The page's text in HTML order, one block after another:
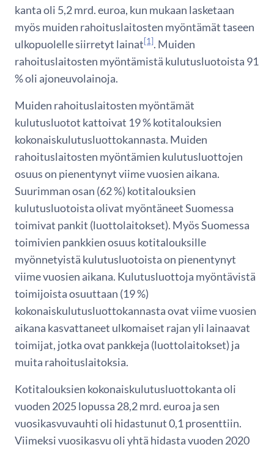
kanta oli 5,2 mrd. euroa, kun mukaan lasketaan
myös muiden rahoituslaitosten myöntämät taseen
ulkopuolelle siirretyt lainat[1]. Muiden
rahoituslaitosten myöntämistä kulutusluotoista 91
% oli ajoneuvolainoja.
Muiden rahoituslaitosten myöntämät
kulutusluotot kattoivat 19 % kotitalouksien
kokonaiskulutusluottokannasta. Muiden
rahoituslaitosten myöntämien kulutusluottojen
osuus on pienentynyt viime vuosien aikana.
Suurimman osan (62 %) kotitalouksien
kulutusluotoista olivat myöntäneet Suomessa
toimivat pankit (luottolaitokset). Myös Suomessa
toimivien pankkien osuus kotitalouksille
myönnetyistä kulutusluotoista on pienentynyt
viime vuosien aikana. Kulutusluottoja myöntävistä
toimijoista osuuttaan (19 %)
kokonaiskulutusluottokannasta ovat viime vuosien
aikana kasvattaneet ulkomaiset rajan yli lainaavat
toimijat, jotka ovat pankkeja (luottolaitokset) ja
muita rahoituslaitoksia.
Kotitalouksien kokonaiskulutusluottokanta oli
vuoden 2025 lopussa 28,2 mrd. euroa ja sen
vuosikasvuvauhti oli hidastunut 0,1 prosenttiin.
Viimeksi vuosikasvu oli yhtä hidasta vuoden 2020